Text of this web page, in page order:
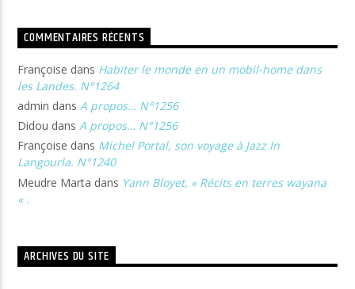
COMMENTAIRES RÉCENTS
Françoise dans Habiter le monde en un mobil-home dans
les Landes. N°1264
admin dansA propos… N°1256
Didou dansA propos… N°1256
Françoise dans Michel Portal, son voyage à Jazz In
Langourla. N°1240
Meudre Marta dans Yann Bloyet, « Récits en terres wayana
« .
ARCHIVES DU SITE